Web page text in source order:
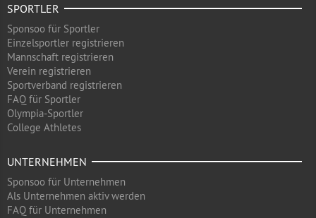
SPORTLER
Sponsoo für Sportler
Einzelsportler registrieren
Mannschaft registrieren
Verein registrieren
Sportverband registrieren
FAQ für Sportler
Olympia-Sportler
College Athletes
UNTERNEHMEN
Sponsoo für Unternehmen
Als Unternehmen aktiv werden
FAQ für Unternehmen